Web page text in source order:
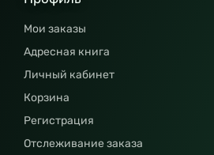
Мои заказы
Адресная книга
Личный кабинет
Корзина
Регистрация
Отслеживание заказа